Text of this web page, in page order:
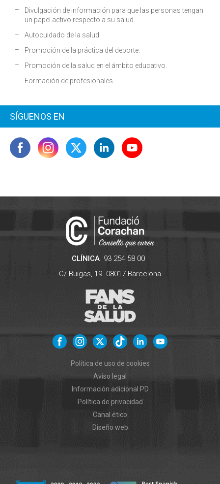
Divulgación de información para que las personas tengan
un papel activo respecto a su salud.
Autocuidado de la salud.
Promoción de la práctica del deporte.
Promoción de la salud en el ámbito educativo.
Formación de profesionales.
SÍGUENOS EN
CLÍNICA 93 254 58 00
C/ Buïgas, 19. 08017 Barcelona
Política de uso de cookies
Aviso legal
Información adicional PD
Política de privacidad
Canal ético
Diseño web